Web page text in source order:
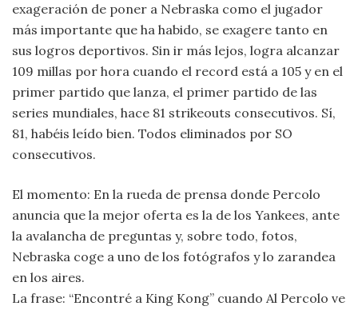
exageración de poner a Nebraska como el jugador
más importante que ha habido, se exagere tanto en
sus logros deportivos. Sin ir más lejos, logra alcanzar
109 millas por hora cuando el record está a 105 y en el
primer partido que lanza, el primer partido de las
series mundiales, hace 81 strikeouts consecutivos. Sí,
81, habéis leído bien. Todos eliminados por SO
consecutivos.
El momento: En la rueda de prensa donde Percolo
anuncia que la mejor oferta es la de los Yankees, ante
la avalancha de preguntas y, sobre todo, fotos,
Nebraska coge a uno de los fotógrafos y lo zarandea
en los aires.
La frase: “Encontré a King Kong” cuando Al Percolo ve